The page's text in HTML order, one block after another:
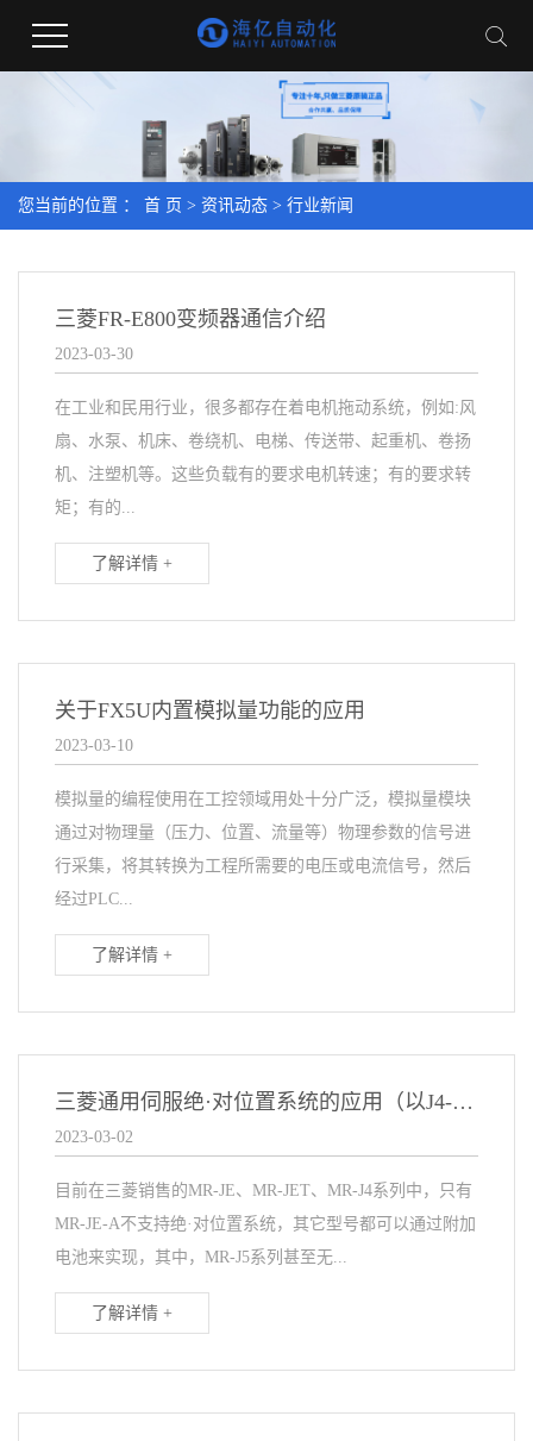
您当前的位置 ： 首 页 > 资讯动态 > 行业新闻
三菱FR-E800变频器通信介绍
2023-03-30
在工业和民用行业，很多都存在着电机拖动系统，例如:风
扇、水泵、机床、卷绕机、电梯、传送带、起重机、卷扬
机、注塑机等。这些负载有的要求电机转速；有的要求转
矩；有的...
了解详情 +
关于FX5U内置模拟量功能的应用
2023-03-10
模拟量的编程使用在工控领域用处十分广泛，模拟量模块
通过对物理量（压力、位置、流量等）物理参数的信号进
行采集，将其转换为工程所需要的电压或电流信号，然后
经过PLC...
了解详情 +
三菱通用伺服绝·对位置系统的应用（以J4-A为例）
2023-03-02
目前在三菱销售的MR-JE、MR-JET、MR-J4系列中，只有
MR-JE-A不支持绝·对位置系统，其它型号都可以通过附加
电池来实现，其中，MR-J5系列甚至无...
了解详情 +